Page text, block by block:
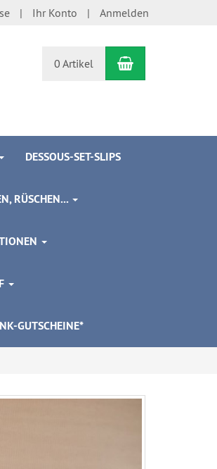
Ihr Konto Anmelden
0 Artikel Warenkorb
DESSOUS-SET-SLIPS
RÜSCHEN...
GUTSCHEINE*